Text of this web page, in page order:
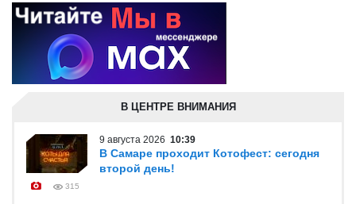
В ЦЕНТРЕ ВНИМАНИЯ
9 августа 2026 10:39
В Самаре проходит Котофест: сегодня
второй день!
315